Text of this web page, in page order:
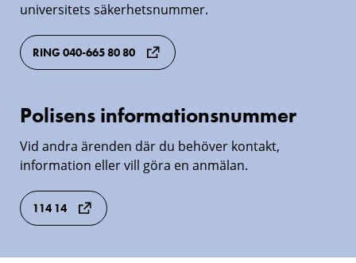
universitets säkerhetsnummer.
RING 040-665 80 80
Polisens
informationsnummer
Polisens informationsnummer
Vid andra ärenden där du behöver kontakt,
information eller vill göra en anmälan.
114 14